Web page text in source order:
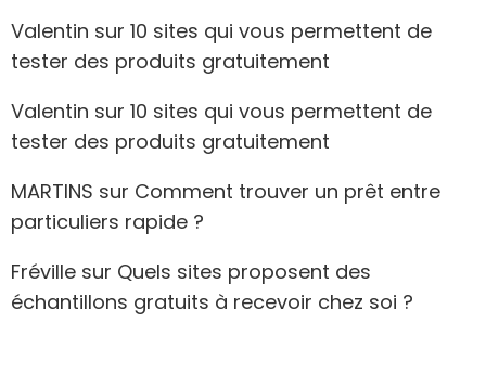
Valentin sur 10 sites qui vous permettent de
tester des produits gratuitement
Valentin sur 10 sites qui vous permettent de
tester des produits gratuitement
MARTINS sur Comment trouver un prêt entre
particuliers rapide ?
Fréville sur Quels sites proposent des
échantillons gratuits à recevoir chez soi ?